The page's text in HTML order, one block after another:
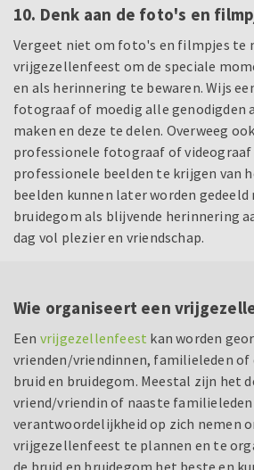
10. Denk aan de foto's en
Vergeet niet om foto's en filmpjes te
vrijgezellenfeest om de speciale
en als herinnering te bewaren. Wijs
fotograaf of moedig alle genodigden
maken en deze te delen. Overweeg
professionele fotograaf of videograaf
professionele beelden te krijgen van
beelden kunnen later worden
bruidegom als blijvende herinnering
dag vol plezier en vriendschap.
Wie organiseert een
Een vrijgezellenfeest kan worden
vrienden/vriendinnen, familieleden of
bruid en bruidegom. Meestal zijn het
vriend/vriendin of naaste familieleden
verantwoordelijkheid op zich nemen
vrijgezellenfeest te plannen en te
de bruid en bruidegom het beste en